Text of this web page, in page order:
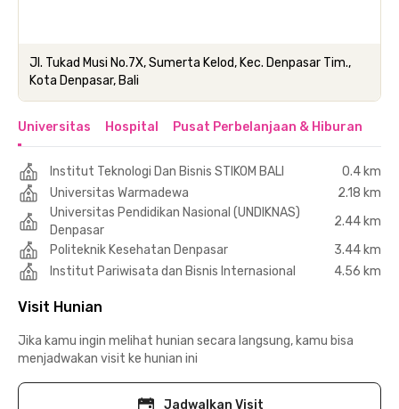
Jl. Tukad Musi No.7X, Sumerta Kelod, Kec. Denpasar Tim.,
Kota Denpasar, Bali
Universitas Hospital Pusat Perbelanjaan & Hiburan
Institut Teknologi Dan Bisnis STIKOM BALI
0.4 km
Universitas Warmadewa
2.18 km
Universitas Pendidikan Nasional (UNDIKNAS)
Denpasar
2.44 km
Politeknik Kesehatan Denpasar
3.44 km
Institut Pariwisata dan Bisnis Internasional
4.56 km
Visit Hunian
Jika kamu ingin melihat hunian secara langsung, kamu bisa
menjadwakan visit ke hunian ini
Jadwalkan Visit